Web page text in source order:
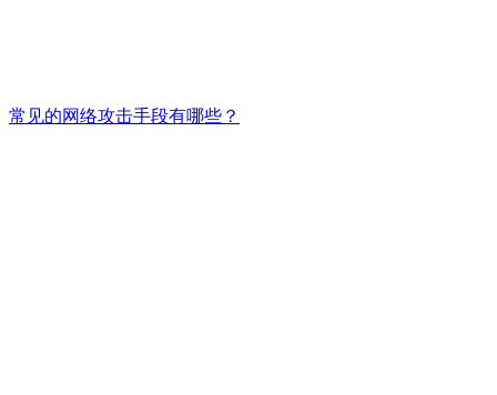
常见的网络攻击手段有哪些？